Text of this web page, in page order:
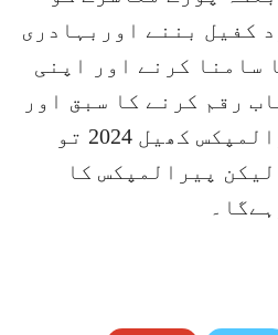
کفیل بننے اوربہادری
سامنا کرنے اور اپنی
رقم کرنے کا سبق اور
حوصلہ دیا ہے ۔پیرالمپکس کھیل 2024 تو
پیرالمپکس کا